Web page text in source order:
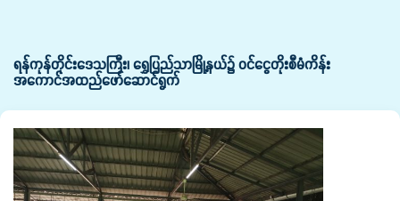
ရန်ကုန်တိုင်းဒေသကြီး၊ ရွှေပြည်သာမြို့နယ်၌ ဝင်ငွေတိုးစီမံကိန်း
အကောင်အထည်ဖော်ဆောင်ရွက်